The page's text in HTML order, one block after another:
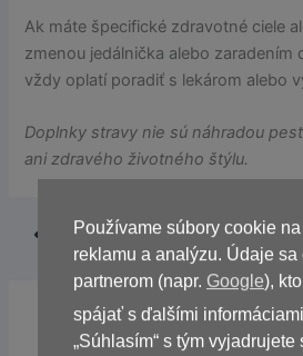
Používame súbory cookie
reklamu a analýzu. Údaje sa
partnerom (napr. Google),
spájať s ďalšími
„Súhlasím“ s tým vyjadrujete
Ak máte špecifické zdravotné ciele
zmenou jedálnička alebo zaradením
vždy oplatí poradiť s lekárom alebo
Doplnky stravy nie sú náhradou
ani zdravého životného štýlu.
PREDOŠLÝ
Súvisiace články